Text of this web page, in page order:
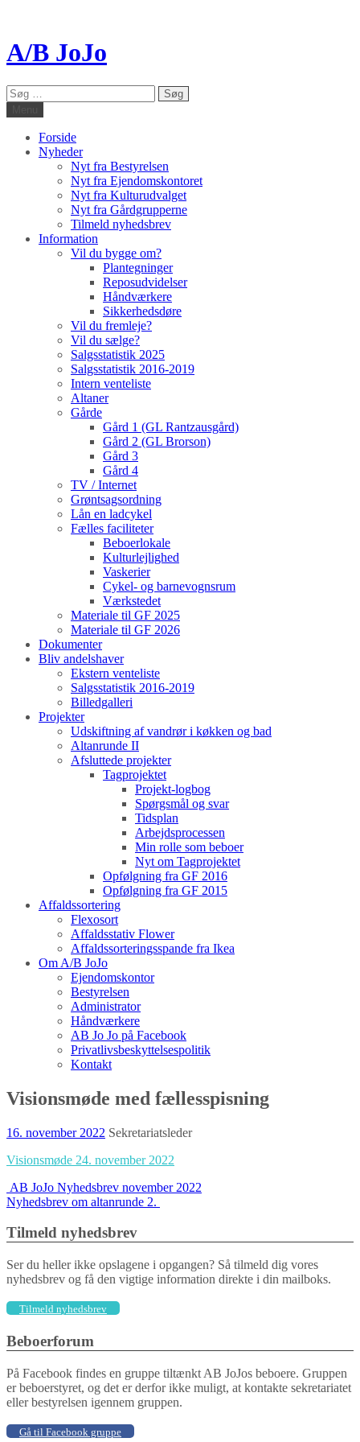
A/B JoJo
Søg
efter:
Forside
Nyheder
Nyt fra Bestyrelsen
Nyt fra Ejendomskontoret
Nyt fra Kulturudvalget
Nyt fra Gårdgrupperne
Tilmeld nyhedsbrev
Information
Vil du bygge om?
Plantegninger
Reposudvidelser
Håndværkere
Sikkerhedsdøre
Vil du fremleje?
Vil du sælge?
Salgsstatistik 2025
Salgsstatistik 2016-2019
Intern venteliste
Altaner
Gårde
Gård 1 (GL Rantzausgård)
Gård 2 (GL Brorson)
Gård 3
Gård 4
TV / Internet
Grøntsagsordning
Lån en ladcykel
Fælles faciliteter
Beboerlokale
Kulturlejlighed
Vaskerier
Cykel- og barnevognsrum
Værkstedet
Materiale til GF 2025
Materiale til GF 2026
Dokumenter
Bliv andelshaver
Ekstern venteliste
Salgsstatistik 2016-2019
Billedgalleri
Projekter
Udskiftning af vandrør i køkken og bad
Altanrunde II
Afsluttede projekter
Tagprojektet
Projekt-logbog
Spørgsmål og svar
Tidsplan
Arbejdsprocessen
Min rolle som beboer
Nyt om Tagprojektet
Opfølgning fra GF 2016
Opfølgning fra GF 2015
Affaldssortering
Flexosort
Affaldsstativ Flower
Affaldssorteringsspande fra Ikea
Om A/B JoJo
Ejendomskontor
Bestyrelsen
Administrator
Håndværkere
AB Jo Jo på Facebook
Privatlivsbeskyttelsespolitik
Kontakt
Visionsmøde med fællesspisning
16. november 2022 Sekretariatsleder
Visionsmøde 24. november 2022
Indlægs
navigation
AB JoJo Nyhedsbrev november 2022
Nyhedsbrev om altanrunde 2.
Tilmeld nyhedsbrev
Ser du heller ikke opslagene i opgangen? Så tilmeld dig vores
nyhedsbrev og få den vigtige information direkte i din mailboks.
Tilmeld nyhedsbrev
Beboerforum
På Facebook findes en gruppe tiltænkt AB JoJos beboere. Gruppen
er beboerstyret, og det er derfor ikke muligt, at kontakte sekretariatet
eller bestyrelsen igennem gruppen.
Gå til Facebook gruppe